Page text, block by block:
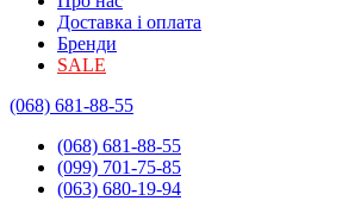
Доставка і оплата
Бренди
SALE
(068) 681-88-55
(068) 681-88-55
(099) 701-75-85
(063) 680-19-94